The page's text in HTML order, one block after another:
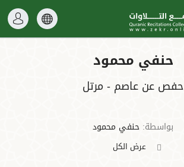
حنفي محمود
حفص عن عاصم - مرتل
بواسطة: حنفي محمود
عرض الكل